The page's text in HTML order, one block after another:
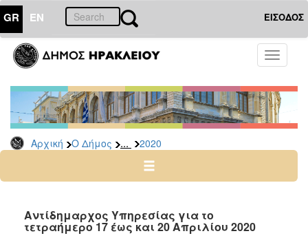
GR EN ΕΙΣΟΔΟΣ
Toggle
Αρχική Ο Δήμος ... 2020
ΔΗΜΟΣ
Δελτία
Τύπου
Αρχείο
2026
2024
2022
Αντίδημαρχος Υπηρεσίας για τo
τετραήμερο 17 έως και 20 Απριλίου 2020